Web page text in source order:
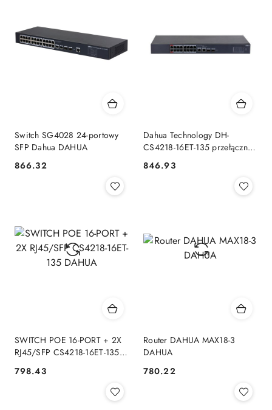
Switch SG4028 24-portowy
SFP Dahua DAHUA
Cena:
866.32
Dahua Technology DH-
CS4218-16ET-135 przełącznik
Gigabit Ethernet
(10/100/1000) Obsługa PoE
Cena:
846.93
SWITCH POE 16-PORT + 2X
RJ45/SFP CS4218-16ET-135
Cena:
798.43
Router DAHUA MAX18-3
DAHUA
Cena:
780.22